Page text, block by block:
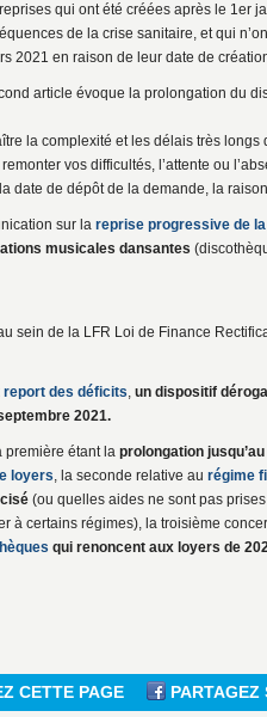
qui ont été créées après le 1er
de la crise sanitaire, et qui
2021 en raison de leur date de
article évoque la prolongation du
la complexité et les délais très
vos difficultés, l’attente ou
date de dépôt de la demande, la
sur la reprise progressive de
musicales dansantes
sein de la LFR Loi de Finance
report des déficits, un dispositif
2021.
première étant la prolongation
loyers, la seconde relative au régime
(ou quelles aides ne sont pas
à certains régimes), la troisième
qui renoncent aux loyers de
CETTE PAGE PARTAGEZ